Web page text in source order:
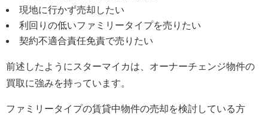
現地に行かず売却したい
利回りの低いファミリータイプを売りたい
契約不適合責任免責で売りたい
前述したようにスターマイカは、オーナーチェンジ物件の
買取に強みを持っています。
ファミリータイプの賃貸中物件の売却を検討している方